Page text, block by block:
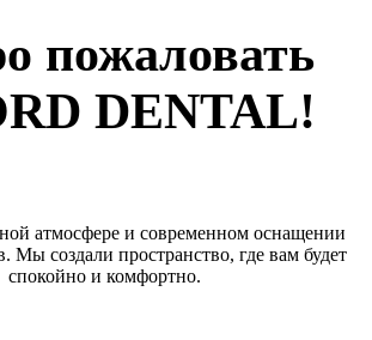
пожаловать
DENTAL!
атмосфере и современном оснащении
Мы создали пространство, где вам будет
спокойно и комфортно.